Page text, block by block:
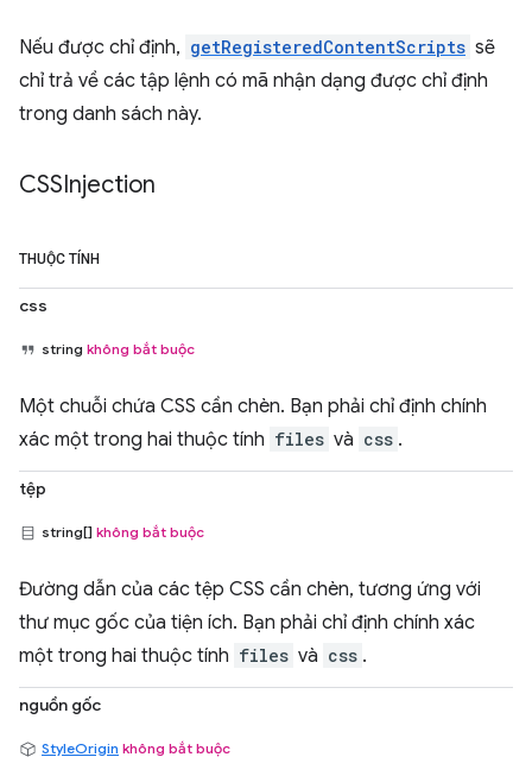
Nếu được chỉ định, getRegisteredContentScripts sẽ
chỉ trả về các tập lệnh có mã nhận dạng được chỉ định
trong danh sách này.
CSSInjection
THUỘC TÍNH
css
string không bắt buộc
Một chuỗi chứa CSS cần chèn. Bạn phải chỉ định chính
xác một trong hai thuộc tính files và css .
tệp
string[] không bắt buộc
Đường dẫn của các tệp CSS cần chèn, tương ứng với
thư mục gốc của tiện ích. Bạn phải chỉ định chính xác
một trong hai thuộc tính files và css .
nguồn gốc
StyleOrigin không bắt buộc